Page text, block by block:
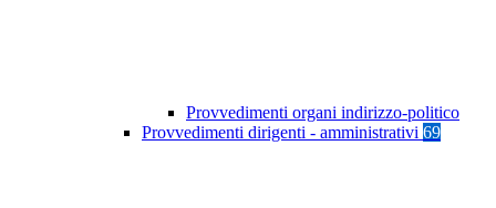
Provvedimenti organi indirizzo-politico
Provvedimenti dirigenti - amministrativi 69